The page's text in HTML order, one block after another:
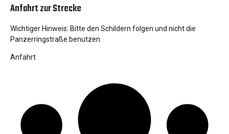
Anfahrt zur Strecke
Wichtiger Hinweis: Bitte den Schildern folgen und nicht die
Panzerringstraße benutzen.
Anfahrt